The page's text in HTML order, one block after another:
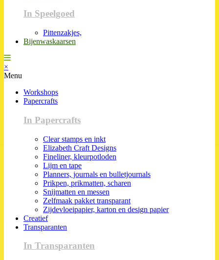
In Speelgoed
Pittenzakjes,
Bijenwaskaarsen
×
Menu
Workshops
Papercrafts
In Papercrafts
Clear stamps en inkt
Elizabeth Craft Designs
Fineliner, kleurpotloden
Lijm en tape
Planners, journals en bulletjournals
Prikpen, prikmatten, scharen
Snijmatten en messen
Zelfmaak pakket transparant
Zijdevloeipapier, karton en design papier
Creatief
Transparanten
In Transparanten